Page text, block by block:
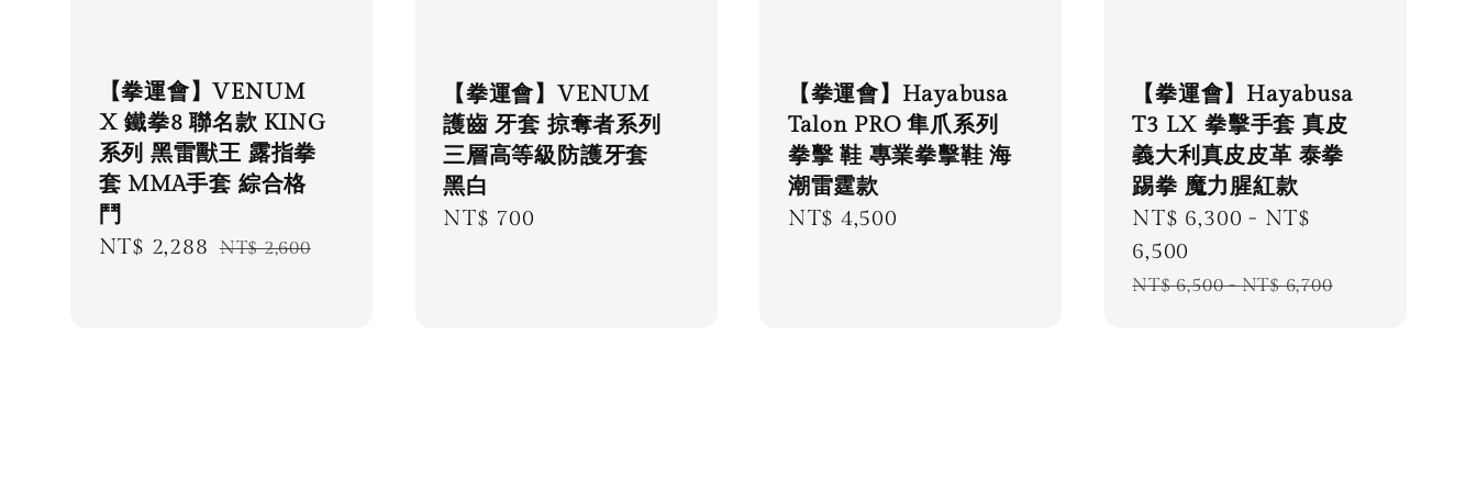
【拳運會】VENUM
X 鐵拳8 聯名款 KING
系列 黑雷獸王 露指拳
套 MMA手套 綜合格
鬥
Sale
NT$ 2,288 Regular
NT$ 2,600
【拳運會】VENUM
護齒 牙套 掠奪者系列
三層高等級防護牙套
黑白
Regular
NT$ 700
【拳運會】Hayabusa
Talon PRO 隼爪系列
拳擊 鞋 專業拳擊鞋 海
潮雷霆款
Regular
NT$ 4,500
【拳運會】Hayabusa
T3 LX 拳擊手套 真皮
義大利真皮皮革 泰拳
踢拳 魔力腥紅款
Sale
price
NT$ 6,300 - NT$
6,500
Regular
NT$ 6,500-NT$ 6,700